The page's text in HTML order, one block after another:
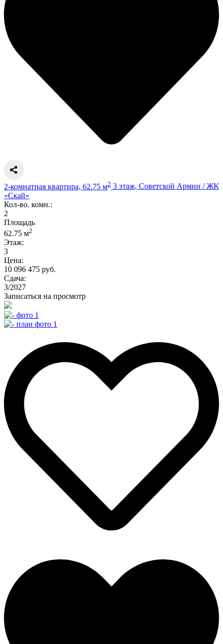
2-комнатная квартира, 62.75 м2 3 этаж, Советской Армии / ЖК
«Скай»
Кол-во. комн.:
2
Площадь
62.75 м2
Этаж:
3
Цена:
10 096 475 руб.
Сдача:
3/2027
Записаться на просмотр